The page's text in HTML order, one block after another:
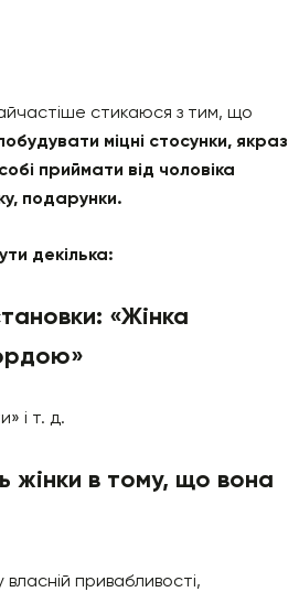
стикаюся з тим, що
міцні стосунки, якраз
приймати від чоловіка
подарунки.
декілька:
«Жінка
і т. д.
жінки в тому, що вона
власній привабливості,